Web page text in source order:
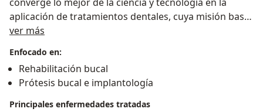
converge lo mejor de la ciencia y tecnología en la
aplicación de tratamientos dentales, cuya misión base
es la búsqueda de la mejora en la calidad de vida de
por protocolos de investigación 100% actualizados y la
medida convirtiendo en más que una experiencia, el
cuidado de la salud bucal.
ver más
Enfocado en:
Rehabilitación bucal
Prótesis bucal e implantología
Principales enfermedades tratadas